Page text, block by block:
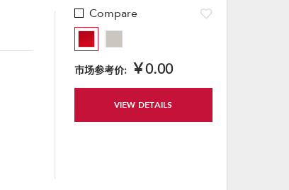
been
changed
the
page
will
refresh
the
Compare
市场参考价:￥0.00
VIEW DETAILS